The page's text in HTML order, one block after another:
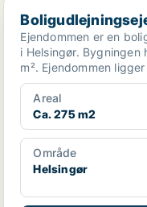
Ejendommen er en
i Helsingør. Bygningen
m². Ejendommen
tæt...
Areal
Ca. 275 m2
Område
Helsingør